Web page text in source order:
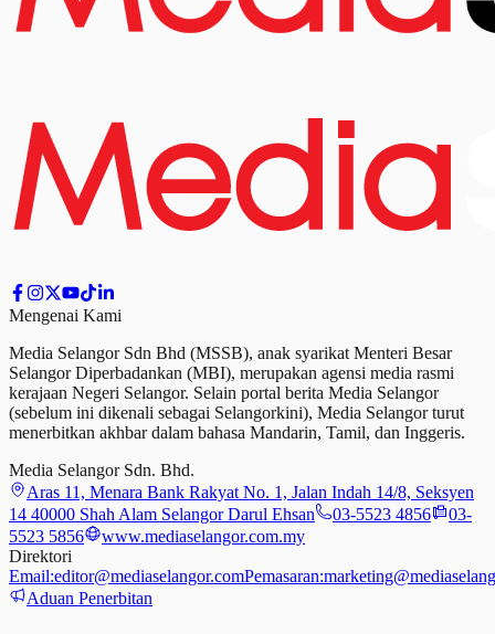
Mengenai Kami
Media Selangor Sdn Bhd (MSSB), anak syarikat Menteri Besar
Selangor Diperbadankan (MBI), merupakan agensi media rasmi
kerajaan Negeri Selangor. Selain portal berita Media Selangor
(sebelum ini dikenali sebagai Selangorkini), Media Selangor turut
menerbitkan akhbar dalam bahasa Mandarin, Tamil, dan Inggeris.
Media Selangor Sdn. Bhd.
Aras 11, Menara Bank Rakyat No. 1, Jalan Indah 14/8, Seksyen
14 40000 Shah Alam Selangor Darul Ehsan
03-5523 4856
03-
5523 5856
www.mediaselangor.com.my
Direktori
Email:editor@mediaselangor.comPemasaran:
Aduan Penerbitan